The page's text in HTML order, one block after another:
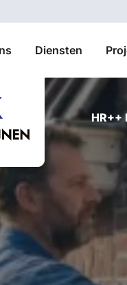
Diensten
HR++